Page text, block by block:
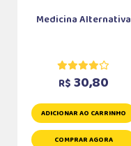
Medicina Alternativa
R$ 30,80
ADICIONAR AO CARRINHO
COMPRAR AGORA